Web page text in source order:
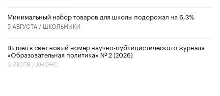
Минимальный набор товаров для школы подорожал на 6,3%
5 АВГУСТА / ШКОЛЬНИКИ
Вышел в свет новый номер научно-публицистического журнала
«Образовательная политика» № 2 (2026)
3 ИЮЛЯ / АНОНС